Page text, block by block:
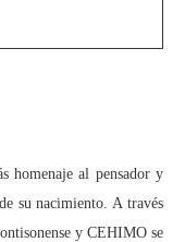
homenaje al pensador y
su nacimiento. A través
y CEHIMO se